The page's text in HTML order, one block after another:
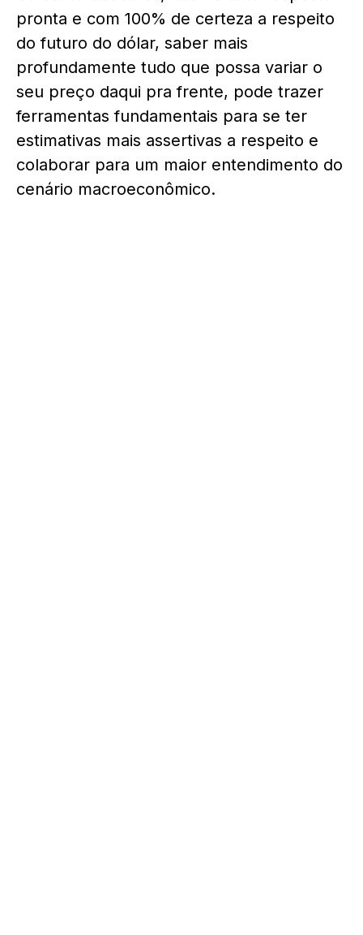
pronta e com 100% de certeza a respeito
do futuro do dólar, saber mais
profundamente tudo que possa variar o
seu preço daqui pra frente, pode trazer
ferramentas fundamentais para se ter
estimativas mais assertivas a respeito e
colaborar para um maior entendimento do
cenário macroeconômico.